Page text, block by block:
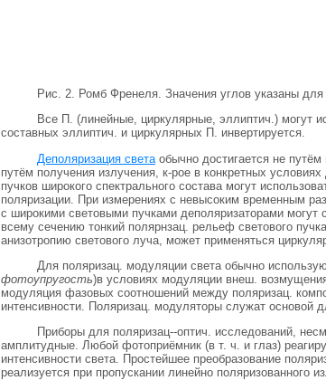
Рис. 2. Ромб Френеля. Значения углов указаны для
Все П. (линейные, циркулярные, эллиптич.) могут
составных эллиптич. и циркулярных П. инвертируется.
Деполяризация света обычно достигается не
путём получения излучения, к-рое в конкретных
пучков широкого спектрального состава могут
поляризации. При измерениях с невысоким временным
с широкими световыми пучками деполяризаторами
всему сечению тонкий полярнзац. рельеф светового
анизотропию светового луча, может применяться
Для поляризац. модуляции света обычно
фотоупругость)в условиях модуляции внеш.
модуляция фазовых соотношений между поляризац.
интенсивности. Поляризац. модуляторы служат основой
Приборы для поляризац--оптич. исследований,
амплитудные. Любой фотоприёмник (в т. ч. и глаз)
интенсивности света. Простейшее преобразование
реализуется при пропускании линейно поляризованного